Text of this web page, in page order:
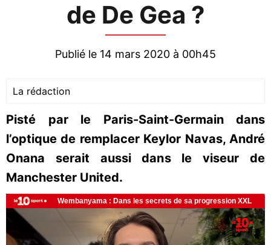
de De Gea ?
Publié le 14 mars 2020 à 00h45
La rédaction
Pisté par le Paris-Saint-Germain dans
l’optique de remplacer Keylor Navas, André
Onana serait aussi dans le viseur de
Manchester United.